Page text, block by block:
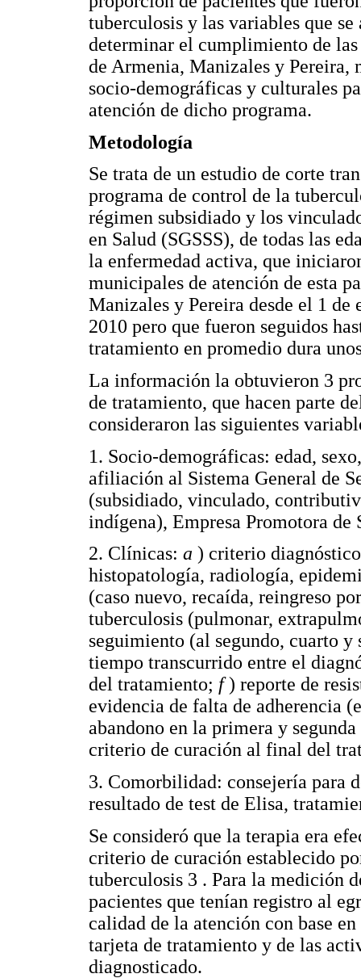
tuberculosis y las variables que
determinar el cumplimiento de
de Armenia, Manizales y Pereira,
socio-demográficas y culturales
atención de dicho programa.
Metodología
Se trata de un estudio de corte
programa de control de la
régimen subsidiado y los
en Salud (SGSSS), de todas las
la enfermedad activa, que
municipales de atención de esta
Manizales y Pereira desde el 1 de
2010 pero que fueron seguidos
tratamiento en promedio dura
La información la obtuvieron 3
de tratamiento, que hacen parte
consideraron las siguientes
1. Socio-demográficas: edad,
afiliación al Sistema General de
(subsidiado, vinculado,
indígena), Empresa Promotora de
2. Clínicas: a ) criterio
histopatología, radiología,
(caso nuevo, recaída, reingreso
tuberculosis (pulmonar,
seguimiento (al segundo, cuarto
tiempo transcurrido entre el
del tratamiento; f) reporte de
evidencia de falta de adherencia
abandono en la primera y
criterio de curación al final del
3. Comorbilidad: consejería para
resultado de test de Elisa,
Se consideró que la terapia era
criterio de curación establecido
tuberculosis 3 . Para la medición
pacientes que tenían registro al
calidad de la atención con base
tarjeta de tratamiento y de las
diagnosticado.